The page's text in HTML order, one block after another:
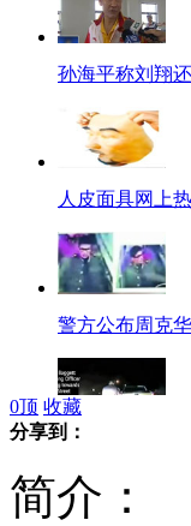
孙海平称刘翔
人皮面具网上
警方公布周克
0顶 收藏
分享到：
简介：